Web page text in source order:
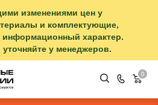
изменениями цен у
и комплектующие,
информационный характер.
у менеджеров.
0